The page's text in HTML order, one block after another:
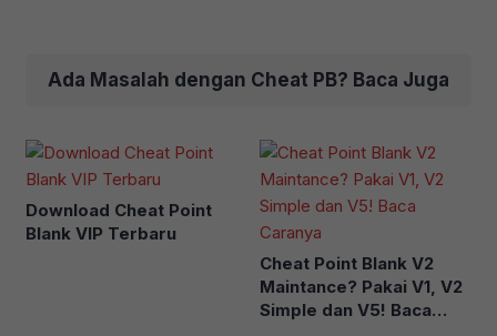
Ada Masalah dengan Cheat PB? Baca Juga
Download Cheat Point
Blank VIP Terbaru
Cheat Point Blank V2
Maintance? Pakai V1, V2
Simple dan V5! Baca